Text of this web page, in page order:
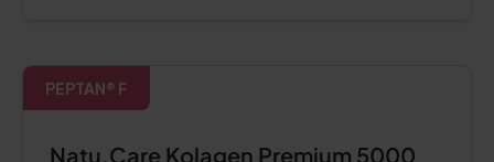
PEPTAN® F
Natu.Care Kolagen Premium 5000